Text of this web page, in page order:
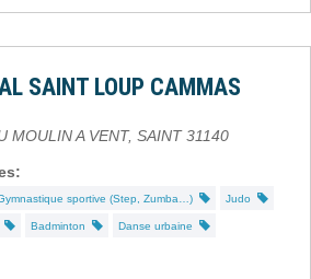
SAINT LOUP CAMMAS
MOULIN A VENT, SAINT31140
sportive (Step, Zumba…) Judo
Badminton Danse urbaine